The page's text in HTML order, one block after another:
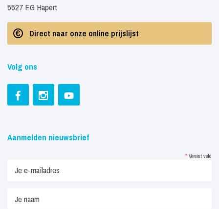
5527 EG Hapert
Direct naar onze online prijslijst
Volg ons
Aanmelden nieuwsbrief
* Vereist veld